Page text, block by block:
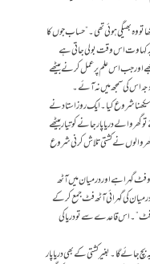
تو وہ بھیگی ہوئی تھی۔” حساب جوں کا
کہاوت اس وقت بولی جاتی ہے
اور جب اس علم پر عمل کرنے بیٹھے
اس کی سمجھ میں نہ آئے۔
شروع کیا۔ ایک روز استاد نے
والے دریا پار جانے کو تیار بیٹھے
والوں نے کشتی تلاش کرنی شروع
فٹ گہرا ہے اور درمیان میں آٹھ
کی گہرائی آٹھ فٹ جمع کر کے
فٹ”۔ اس قاعدے سے تو دریا کی
جائے گا۔ بغیر کشتی کے بھی دریا پار